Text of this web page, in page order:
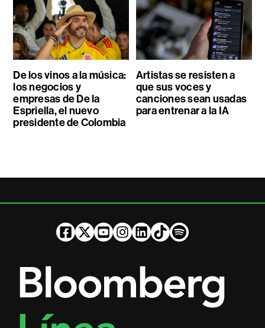
De los vinos a la música:
los negocios y
empresas de De la
Espriella, el nuevo
presidente de Colombia
Artistas se resisten a
que sus voces y
canciones sean usadas
para entrenar a la IA